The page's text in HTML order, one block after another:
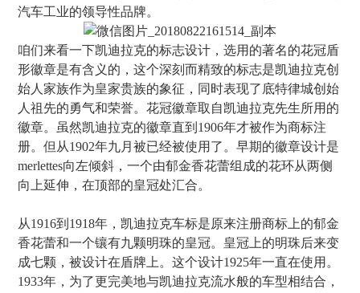
汽车工业的领导性品牌。
咱们来看一下凯迪拉克的标志设计，选用的著名的花冠盾
形徽章是有含义的，这个深刻而精致的标志是凯迪拉克创
始人家族作为皇家贵族的象征，同时表现了底特律城创始
人祖先的勇气和荣誉。花冠徽章取自凯迪拉克先生所用的
徽章。虽然凯迪拉克的徽章直到1906年才被作为商标注
册。但从1902年九月被已经被使用了。早期的徽章设计是
merlettes向左倾斜，一个由郁金香花蕾组成的花环从两侧
向上延伸，在顶部的皇冠处汇合。
从1916到1918年，凯迪拉克车标是原来注册商标上的郁金
香花蕾和一个镶有九颗明珠的皇冠。皇冠上的明珠后来变
成七颗，被设计在盾牌上。这个设计1925年一直在使用。
1933年，为了更完美地与凯迪拉克流水般的车型相结合，